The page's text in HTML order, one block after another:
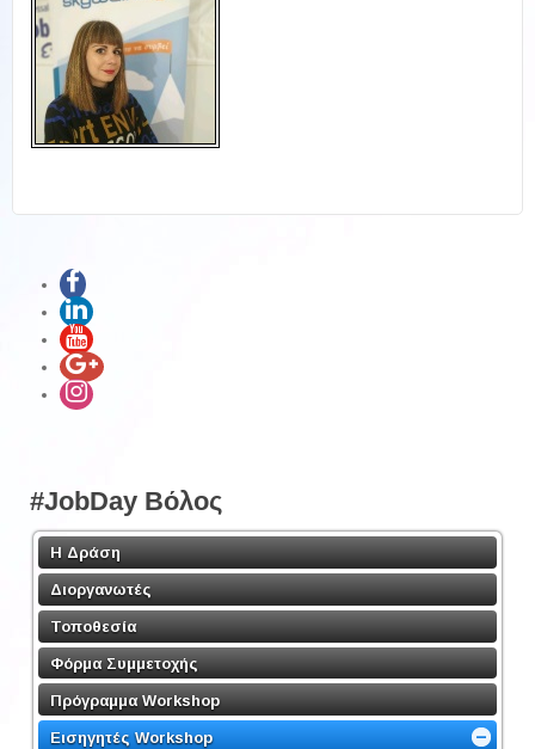
#JobDay Βόλος
Η Δράση
Διοργανωτές
Τοποθεσία
Φόρμα Συμμετοχής
Πρόγραμμα Workshop
Εισηγητές Workshop